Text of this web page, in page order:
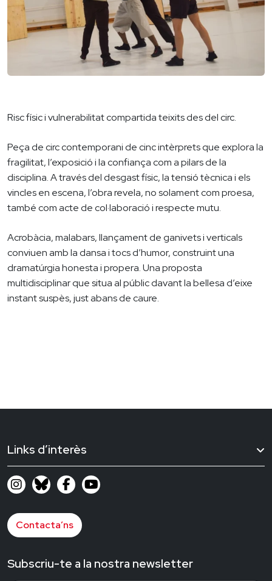
Risc físic i vulnerabilitat compartida teixits des del circ.
Peça de circ contemporani de cinc intèrprets que explora la
fragilitat, l’exposició i la confiança com a pilars de la
disciplina. A través del desgast físic, la tensió tècnica i els
vincles en escena, l’obra revela, no solament com proesa,
també com acte de col·laboració i respecte mutu.
Acrobàcia, malabars, llançament de ganivets i verticals
conviuen amb la dansa i tocs d’humor, construint una
dramatúrgia honesta i propera. Una proposta
multidisciplinar que situa al públic davant la bellesa d’eixe
instant suspès, just abans de caure.
Links d’interès
Contacta’ns
Subscriu-te a la nostra newsletter